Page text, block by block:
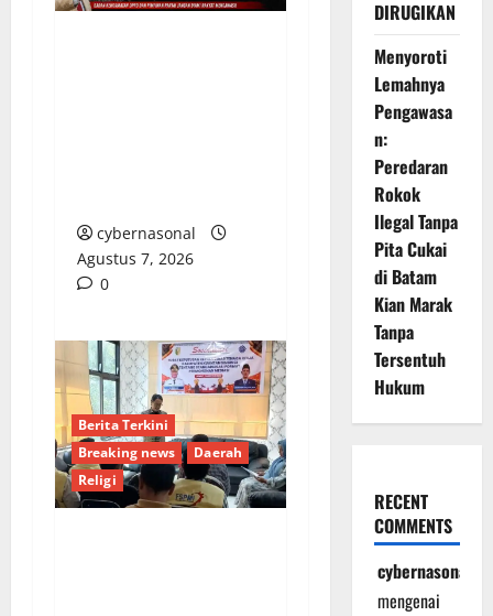
cybernasonal
Agustus 7, 2026
0
Berita Terkini
Breaking news
Daerah
Religi
DIRUGIKAN
Menyoroti
Lemahnya
Pengawasa
n:
Peredaran
Rokok
Ilegal Tanpa
Pita Cukai
di Batam
Kian Marak
Tanpa
Tersentuh
Hukum
RECENT
COMMENTS
cybernasonal
mengenai